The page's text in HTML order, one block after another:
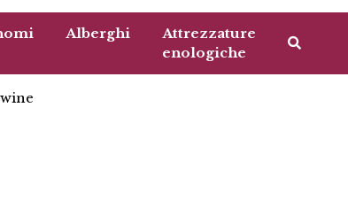
Alberghi
Attrezzature
enologiche